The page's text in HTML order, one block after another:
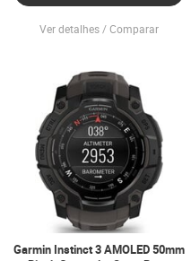
Ver detalhes Comparar
Garmin Instinct 3 AMOLED 50mm